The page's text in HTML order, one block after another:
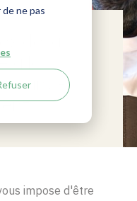
ne pas
à la
anti-
impose d'être